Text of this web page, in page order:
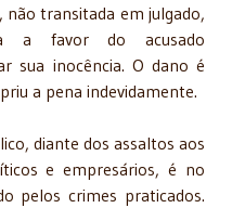
não transitada em julgado,
a favor do acusado
sua inocência. O dano é
a pena indevidamente.
diante dos assaltos aos
e empresários, é no
pelos crimes praticados.